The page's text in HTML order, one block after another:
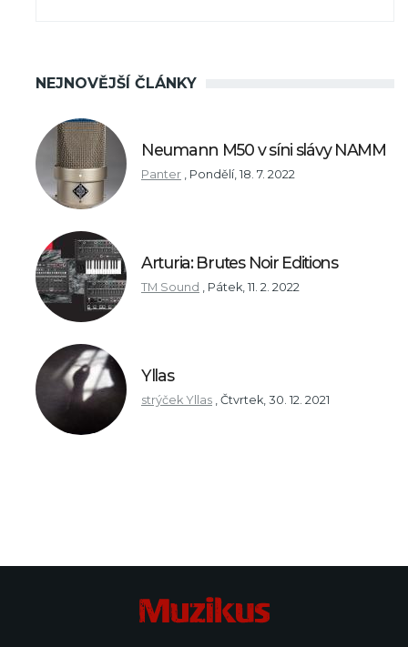
NEJNOVĚJŠÍ ČLÁNKY
Neumann M50 v síni slávy NAMM
Panter Pondělí, 18. 7. 2022
Arturia: Brutes Noir Editions
TM Sound Pátek, 11. 2. 2022
Yllas
strýček Yllas Čtvrtek, 30. 12. 2021